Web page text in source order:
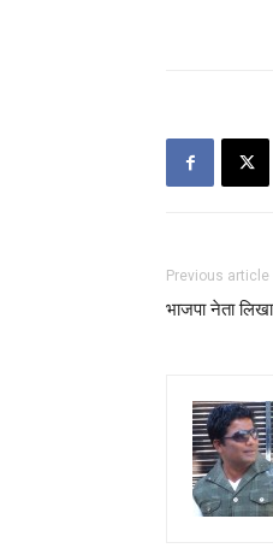
Previous article
भाजपा नेता